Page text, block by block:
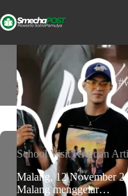
School Visit Kru dan
Malang, 12 November
Malang menggelar…